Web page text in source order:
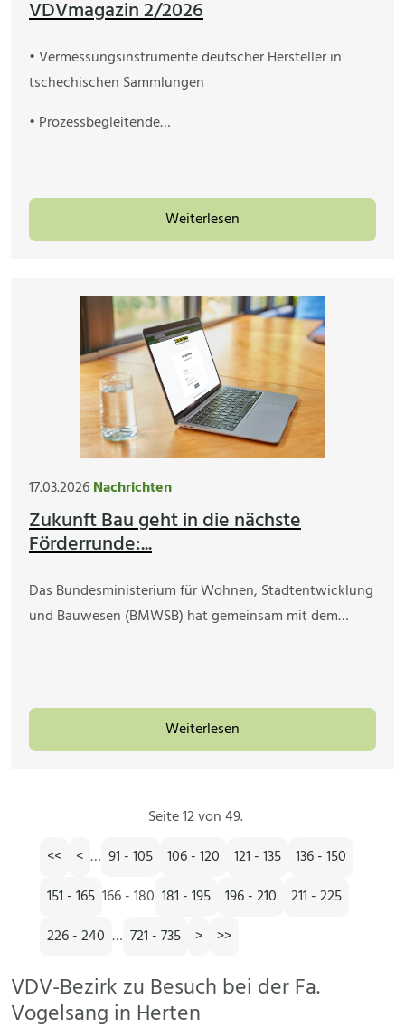
VDVmagazin 2/2026
• Vermessungsinstrumente deutscher Hersteller in
tschechischen Sammlungen
• Prozessbegleitende…
Weiterlesen
17.03.2026Nachrichten
Zukunft Bau geht in die nächste
Förderrunde:...
Das Bundesministerium für Wohnen, Stadtentwicklung
und Bauwesen (BMWSB) hat gemeinsam mit dem…
Weiterlesen
Seite 12 von 49.
<<
< … 91 - 105 106 - 120 121 - 135
136 - 150
151 - 165 166 - 180 181 - 195 196 - 210
211 - 225
226 - 240 … 721 - 735 > >>
VDV-Bezirk zu Besuch bei der Fa.
Vogelsang in Herten